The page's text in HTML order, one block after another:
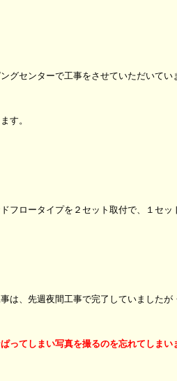
グセンターで工事をさせていただいてい
す。
フロータイプを２セット取付で、１セッ
は、先週夜間工事で完了していましたが
ってしまい写真を撮るのを忘れてしまい